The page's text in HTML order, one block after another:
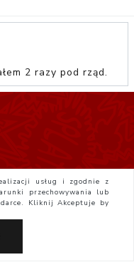
2 razy pod rząd.
usług i zgodnie z
przechowywania lub
KliknijAkceptuje by